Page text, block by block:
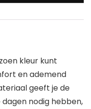
kleur kunt
en ademend
geeft je de
nodig hebben,